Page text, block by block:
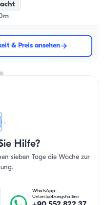
& Preis ansehen
Hilfe?
sieben Tage die Woche zur
WhatsApp-
Unterstuetzungshotline